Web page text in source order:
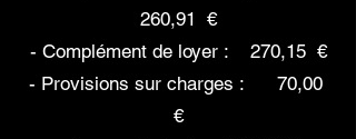
260,91 €
- Complément de loyer : 270,15 €
- Provisions sur charges : 70,00
€